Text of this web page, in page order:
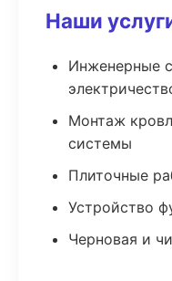
Наши
Инженерные
Монтаж
системы
Плиточные
Устройство
Черновая и